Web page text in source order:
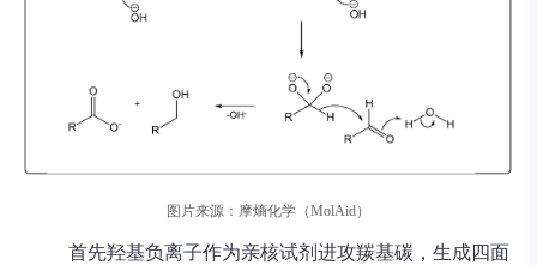
图片来源：摩熵化学（MolAid）
首先羟基负离子作为亲核试剂进攻羰基碳，生成四面